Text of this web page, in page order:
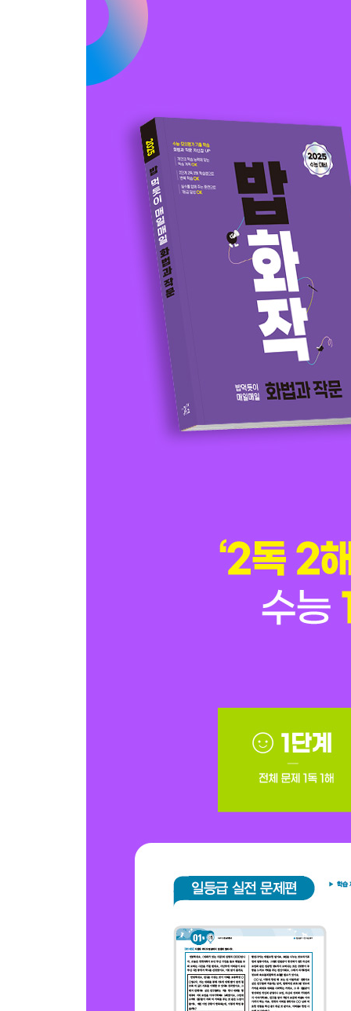
7일 07 2020 9월 모의평가 _ 성찰하는 글쓰기
7일 08 2020 수능 _ 지역 방언의 보호
7일 09 2020 9월 모의평가 _ 확증 편향에 빠지지
8일 11 2021 4월 고3 학력평가 _ 수면의 중요성
8일 12 2021 7월 고3 학력평가 _ 청소년 디자이너
9일 01 2022 9월 모의평가 _ 신설 주민 복지 센터
9일 02 2022 6월 모의평가 _ 의류 수거함에 대한 글
9일 03 2022 수능 예시 _ 레 미제라블 독후 활동
10일 04 2021 수능 _ 장소의 획일화
10일 05 2021 6월 모의평가 _ 안전한 등굣길
10일 06 2021 9월 모의평가 _ 산림 치유 프로그램
11일 07 2020 수능 _ 인공 지능의 면접 활용
11일 08 2020 6월 모의평가 _ 한옥 관광지 조성 사
11일 09 2021 7월 고3 학력평가 _ 지역 사랑 상품
13일 02 2022 수능 _ 토론 한마당의 예선 방식
15일 07 2023 9월 모의평가 _ 우리나라 종자 금고
15일 08 2023 9월 모의평가 _ 청소년의 팬 상품 소
16일 11 2023 수능 _ 마을 식물 지도 만들기
16일 12 2023 수능 _ 커피박 처리와 활용
17일 14 2024 6월 모의평가 _ 초보 운전 표지 부착
17일 15 2024 6월 모의평가 _ 학교 공간 바꾸기
18일 16 2024 9월 모의평가 _ 곰팡이와 식물 뿌리